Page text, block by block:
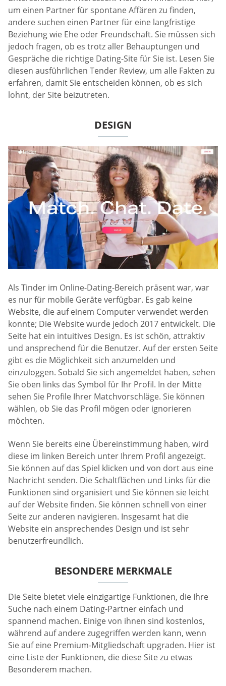
um einen Partner für spontane Affären zu finden,
andere suchen einen Partner für eine langfristige
Beziehung wie Ehe oder Freundschaft. Sie müssen sich
jedoch fragen, ob es trotz aller Behauptungen und
Gespräche die richtige Dating-Site für Sie ist. Lesen Sie
diesen ausführlichen Tender Review, um alle Fakten zu
erfahren, damit Sie entscheiden können, ob es sich
lohnt, der Site beizutreten.
DESIGN
Als Tinder im Online-Dating-Bereich präsent war, war
es nur für mobile Geräte verfügbar. Es gab keine
Website, die auf einem Computer verwendet werden
konnte; Die Website wurde jedoch 2017 entwickelt. Die
Seite hat ein intuitives Design. Es ist schön, attraktiv
und ansprechend für die Benutzer. Auf der ersten Seite
gibt es die Möglichkeit sich anzumelden und
einzuloggen. Sobald Sie sich angemeldet haben, sehen
Sie oben links das Symbol für Ihr Profil. In der Mitte
sehen Sie Profile Ihrer Matchvorschläge. Sie können
wählen, ob Sie das Profil mögen oder ignorieren
möchten.
Wenn Sie bereits eine Übereinstimmung haben, wird
diese im linken Bereich unter Ihrem Profil angezeigt.
Sie können auf das Spiel klicken und von dort aus eine
Nachricht senden. Die Schaltflächen und Links für die
Funktionen sind organisiert und Sie können sie leicht
auf der Website finden. Sie können schnell von einer
Seite zur anderen navigieren. Insgesamt hat die
Website ein ansprechendes Design und ist sehr
benutzerfreundlich.
BESONDERE MERKMALE
Die Seite bietet viele einzigartige Funktionen, die Ihre
Suche nach einem Dating-Partner einfach und
spannend machen. Einige von ihnen sind kostenlos,
während auf andere zugegriffen werden kann, wenn
Sie auf eine Premium-Mitgliedschaft upgraden. Hier ist
eine Liste der Funktionen, die diese Site zu etwas
Besonderem machen.